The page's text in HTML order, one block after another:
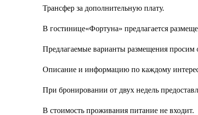
Трансфер за дополнительную плату.
В гостинице«Фортуна» предлагается
Предлагаемые варианты размещения просим
Описание и информацию по каждому
При бронировании от двух недель
В стоимость проживания питание не входит.